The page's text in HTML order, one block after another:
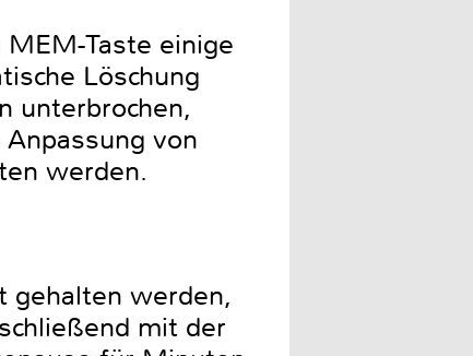
Taste einige
Löschung
unterbrochen,
von
werden.
gehalten werden,
mit der